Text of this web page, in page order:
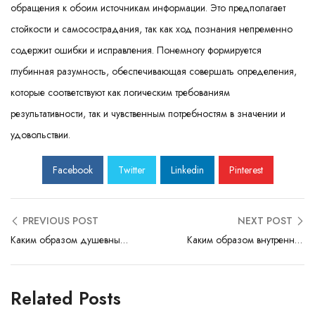
обращения к обоим источникам информации. Это предполагает
стойкости и самосострадания, так как ход познания непременно
содержит ошибки и исправления. Понемногу формируется
глубинная разумность, обеспечивающая совершать определения,
которые соответствуют как логическим требованиям
результативности, так и чувственным потребностям в значении и
удовольствии.
Facebook Twitter Linkedin Pinterest
PREVIOUS POST
Каким образом душевные настроения влияют на побуждение
NEXT POST
Каким образом внутреннее самочувствие влияет на выбор действий
Related Posts